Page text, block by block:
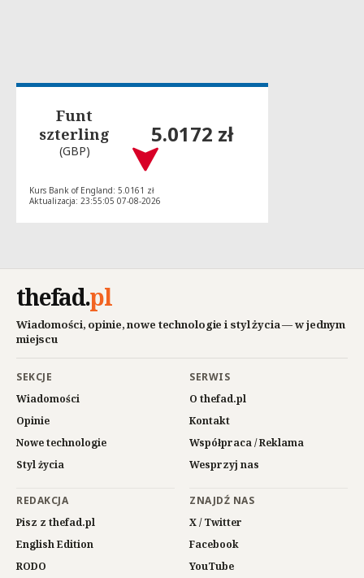
Funt
szterling
(GBP)
5.0172 zł
Kurs Bank of England: 5.0161 zł
Aktualizacja: 23:55:05 07-08-2026
thefad.pl
Wiadomości, opinie, nowe technologie i styl życia — w jednym
miejscu
SEKCJE
Wiadomości
Opinie
Nowe technologie
Styl życia
SERWIS
O thefad.pl
Kontakt
Współpraca / Reklama
Wesprzyj nas
REDAKCJA
Pisz z thefad.pl
English Edition
RODO
ZNAJDŹ NAS
X / Twitter
Facebook
YouTube